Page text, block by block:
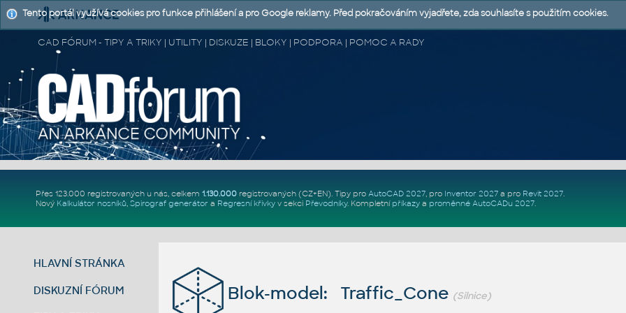
CAD FÓRUM - TIPY A TRIKY | UTILITY | DISKUZE | BLOKY | PODPORA | POMOC A RADY
Přes 123.000 registrovaných u nás, celkem 1.130.000registrovaných (CZ+EN). Tipy pro AutoCAD 2027, pro Inventor 2027a pro Revit 2027.
Nový Kalkulátor nosníků, Spirograf generátor a Regresní křivkyv sekci Převodníky. Kompletní příkazya proměnné AutoCADu 2027.
HLAVNÍ STRÁNKA
DISKUZNÍ FÓRUM Blok-model: Traffic_Cone (Silnice)
Tento portál využívá cookies pro funkce přihlášení a pro Google reklamy. Před pokračováním vyjadřete, zda souhlasíte s použitím cookies.